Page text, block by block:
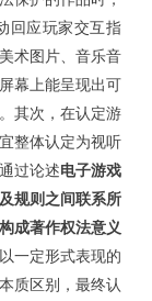
回应玩家交互指
术图片、音乐音
幕上能呈现出可
其次，在认定游
整体认定为视听
过论述电子游戏
规则之间联系所
成著作权法意义
一定形式表现的
质区别，最终认